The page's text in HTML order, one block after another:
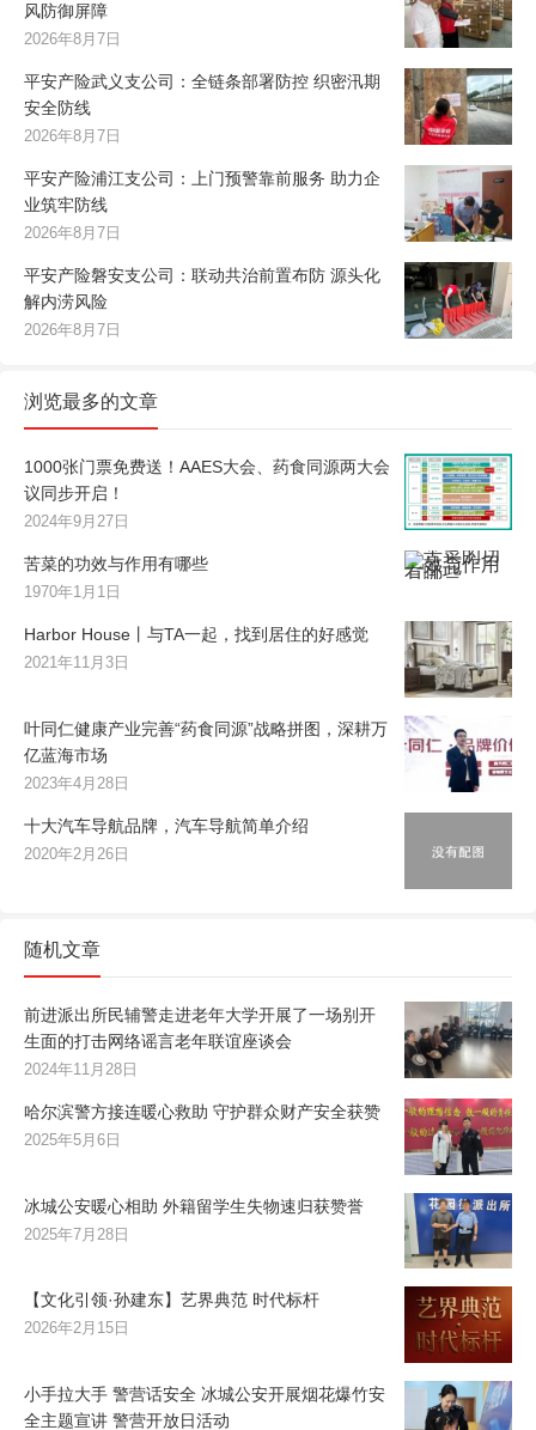
风防御屏障
2026年8月7日
平安产险武义支公司：全链条部署防控 织密汛期
安全防线
2026年8月7日
平安产险浦江支公司：上门预警靠前服务 助力企
业筑牢防线
2026年8月7日
平安产险磐安支公司：联动共治前置布防 源头化
解内涝风险
2026年8月7日
浏览最多的文章
1000张门票免费送！AAES大会、药食同源两大会
议同步开启！
2024年9月27日
苦菜的功效与作用有哪些
1970年1月1日
Harbor House丨与TA一起，找到居住的好感觉
2021年11月3日
叶同仁健康产业完善“药食同源”战略拼图，深耕万
亿蓝海市场
2023年4月28日
十大汽车导航品牌，汽车导航简单介绍
2020年2月26日
随机文章
前进派出所民辅警走进老年大学开展了一场别开
生面的打击网络谣言老年联谊座谈会
2024年11月28日
哈尔滨警方接连暖心救助 守护群众财产安全获赞
2025年5月6日
冰城公安暖心相助 外籍留学生失物速归获赞誉
2025年7月28日
【文化引领·孙建东】艺界典范 时代标杆
2026年2月15日
小手拉大手 警营话安全 冰城公安开展烟花爆竹安
全主题宣讲 警营开放日活动